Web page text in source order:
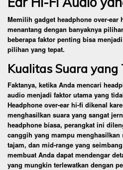
Memilih gadget headphone over-ear
menantang dengan banyaknya
beberapa faktor penting bisa
pilihan yang tepat.
Kualitas Suara
Faktanya, ketika Anda mencari
audio menjadi faktor utama yang
Headphone over-ear hi-fi dikenal
menghasilkan suara yang sangat
headphone biasa, perangkat ini
canggih yang mampu menghasilkan
tajam, dan mid-range yang
membuat Anda dapat mendengar
yang mungkin terlewatkan dengan